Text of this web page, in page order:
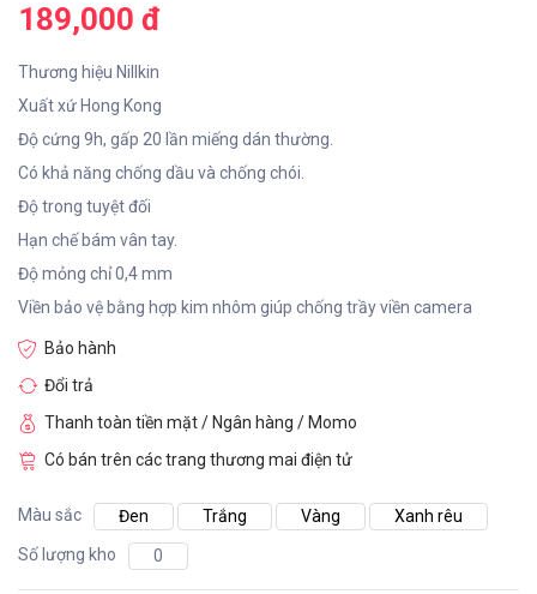
189,000 đ
Thương hiệu Nillkin
Xuất xứ Hong Kong
Độ cứng 9h, gấp 20 lần miếng dán thường.
Có khả năng chống dầu và chống chói.
Độ trong tuyệt đối
Hạn chế bám vân tay.
Độ mỏng chỉ 0,4 mm
Viền bảo vệ bằng hợp kim nhôm giúp chống trầy viền camera
Bảo hành
Đổi trả
Thanh toàn tiền mặt / Ngân hàng / Momo
Có bán trên các trang thương mai điện tử
Màu sắc Đen Trắng Vàng
Xanh rêu
Số lượng kho
0